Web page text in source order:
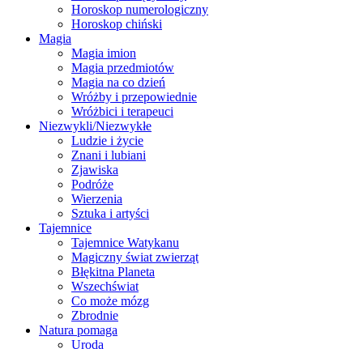
Horoskop numerologiczny
Horoskop chiński
Magia
Magia imion
Magia przedmiotów
Magia na co dzień
Wróżby i przepowiednie
Wróżbici i terapeuci
Niezwykli/Niezwykłe
Ludzie i życie
Znani i lubiani
Zjawiska
Podróże
Wierzenia
Sztuka i artyści
Tajemnice
Tajemnice Watykanu
Magiczny świat zwierząt
Błękitna Planeta
Wszechświat
Co może mózg
Zbrodnie
Natura pomaga
Uroda